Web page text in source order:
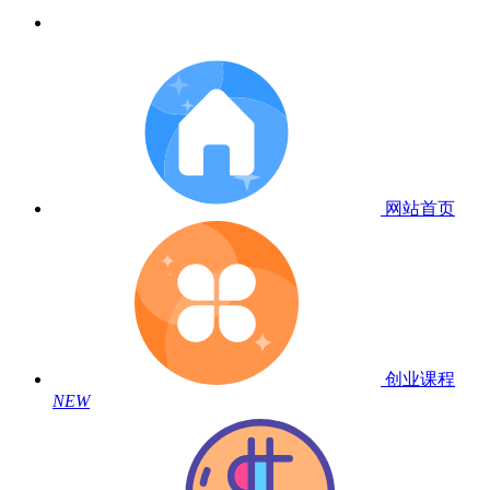
网站首页
创业课程
NEW